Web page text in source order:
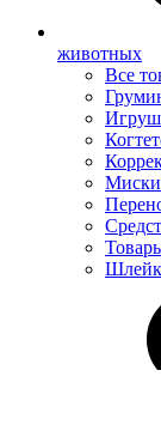
животных
Все
Миски